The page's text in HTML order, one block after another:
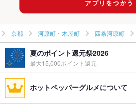
京都 河原町・木屋町 四条河原町
夏のポイント還元祭2026
最大15,000ポイント還元
ホットペッパーグルメについて